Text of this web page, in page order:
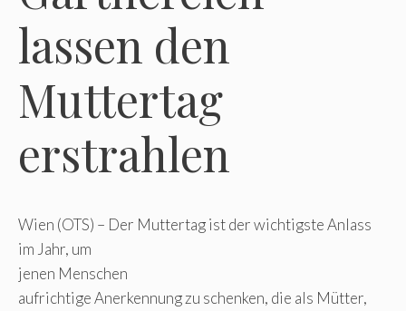
lassen den
Muttertag
erstrahlen
Wien (OTS) – Der Muttertag ist der wichtigste Anlass
im Jahr, um
jenen Menschen
aufrichtige Anerkennung zu schenken, die als Mütter,